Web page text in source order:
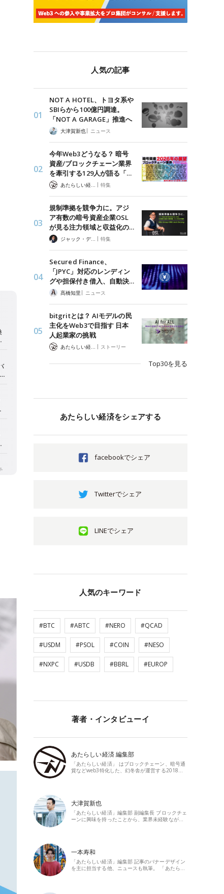
人気の記事
NOT A HOTEL、トヨタ系や
SBIらから100億円調達。
「NOT A GARAGE」推進へ
大津賀新也| ニュース
今年Web3どうなる？ 暗号
資産/ブロックチェーン業界
を牽引する129人が語る「…
| 特集
規制準拠を競争力に。アジ
ア有数の暗号資産企業OSL
が見る注力領域と収益化の…
ジャック・デロン（Jack Derong） | 特集
Secured Finance、
「JPYC」対応のレンディン
グや担保付き借入、自動決…
髙橋知里 | ニュース
bitgritとは？ AIモデルの民
主化をWeb3で目指す 日本
人起業家の挑戦
| ストーリー
Top30を見る
あたらしい経済をシェアする
facebookでシェア
Twitterでシェア
LINEでシェア
人気のキーワード
#BTC #ABTC #NERO #QCAD
#USDM #PSOL #COIN #NESO
#NXPC #USDB #BBRL #EUROP
著者・インタビューイ
あたらしい経済 編集部
「あたらしい経済」 はブロックチェーン、暗号通
貨などweb3特化した、幻冬舎が運営する2018…
大津賀新也
「あたらしい経済」編集部 副編集長 ブロックチェ
ーンに興味を持ったことから、業界未経験なが…
一本寿和
「あたらしい経済」編集部 記事のバナーデザイン
を主に担当する他、ニュースも執筆。 「あたら…